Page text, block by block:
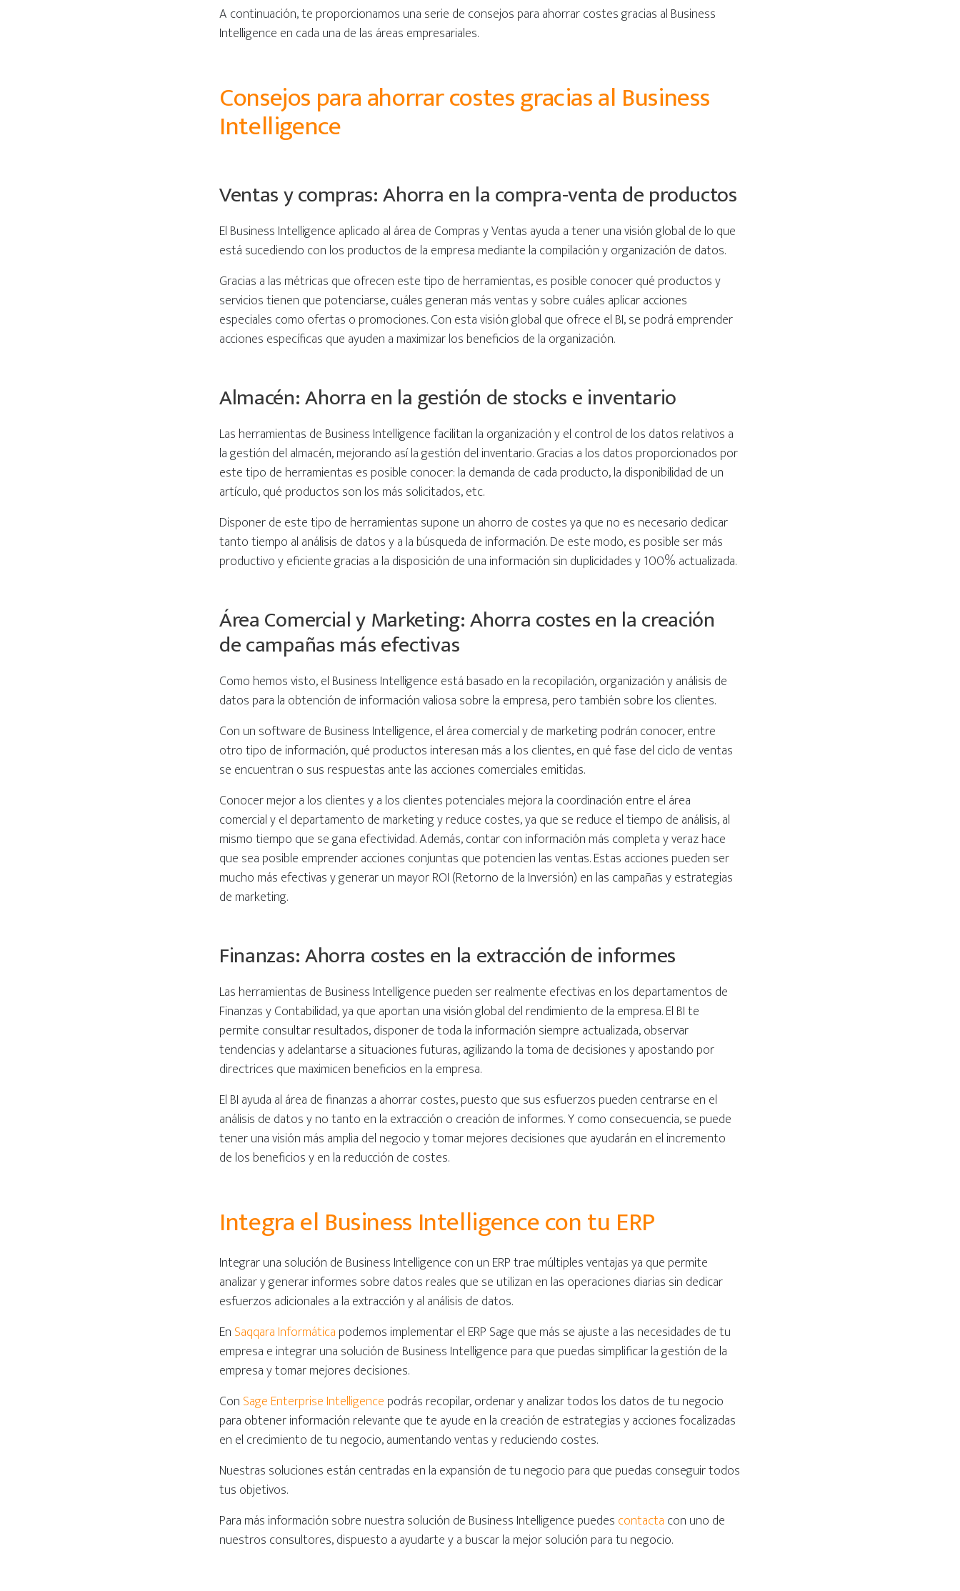
A continuación, te proporcionamos una serie de consejos para ahorrar costes gracias al Business
Intelligence en cada una de las áreas empresariales.
Consejos para ahorrar costes gracias al Business
Intelligence
Ventas y compras: Ahorra en la compra-venta de productos
El Business Intelligence aplicado al área de Compras y Ventas ayuda a tener una visión global de lo que
está sucediendo con los productos de la empresa mediante la compilación y organización de datos.
Gracias a las métricas que ofrecen este tipo de herramientas, es posible conocer qué productos y
servicios tienen que potenciarse, cuáles generan más ventas y sobre cuáles aplicar acciones
especiales como ofertas o promociones. Con esta visión global que ofrece el BI, se podrá emprender
acciones específicas que ayuden a maximizar los beneficios de la organización.
Almacén: Ahorra en la gestión de stocks e inventario
Las herramientas de Business Intelligence facilitan la organización y el control de los datos relativos a
la gestión del almacén, mejorando así la gestión del inventario. Gracias a los datos proporcionados por
este tipo de herramientas es posible conocer: la demanda de cada producto, la disponibilidad de un
artículo, qué productos son los más solicitados, etc.
Disponer de este tipo de herramientas supone un ahorro de costes ya que no es necesario dedicar
tanto tiempo al análisis de datos y a la búsqueda de información. De este modo, es posible ser más
productivo y eficiente gracias a la disposición de una información sin duplicidades y 100% actualizada.
Área Comercial y Marketing: Ahorra costes en la creación
de campañas más efectivas
Como hemos visto, el Business Intelligence está basado en la recopilación, organización y análisis de
datos para la obtención de información valiosa sobre la empresa, pero también sobre los clientes.
Con un software de Business Intelligence, el área comercial y de marketing podrán conocer, entre
otro tipo de información, qué productos interesan más a los clientes, en qué fase del ciclo de ventas
se encuentran o sus respuestas ante las acciones comerciales emitidas.
Conocer mejor a los clientes y a los clientes potenciales mejora la coordinación entre el área
comercial y el departamento de marketing y reduce costes, ya que se reduce el tiempo de análisis, al
mismo tiempo que se gana efectividad. Además, contar con información más completa y veraz hace
que sea posible emprender acciones conjuntas que potencien las ventas. Estas acciones pueden ser
mucho más efectivas y generar un mayor ROI (Retorno de la Inversión) en las campañas y estrategias
de marketing.
Finanzas: Ahorra costes en la extracción de informes
Las herramientas de Business Intelligence pueden ser realmente efectivas en los departamentos de
Finanzas y Contabilidad, ya que aportan una visión global del rendimiento de la empresa. El BI te
permite consultar resultados, disponer de toda la información siempre actualizada, observar
tendencias y adelantarse a situaciones futuras, agilizando la toma de decisiones y apostando por
directrices que maximicen beneficios en la empresa.
El BI ayuda al área de finanzas a ahorrar costes, puesto que sus esfuerzos pueden centrarse en el
análisis de datos y no tanto en la extracción o creación de informes. Y como consecuencia, se puede
tener una visión más amplia del negocio y tomar mejores decisiones que ayudarán en el incremento
de los beneficios y en la reducción de costes.
Integra el Business Intelligence con tu ERP
Integrar una solución de Business Intelligence con un ERP trae múltiples ventajas ya que permite
analizar y generar informes sobre datos reales que se utilizan en las operaciones diarias sin dedicar
esfuerzos adicionales a la extracción y al análisis de datos.
En Saqqara Informática podemos implementar el ERP Sage que más se ajuste a las necesidades de tu
empresa e integrar una solución de Business Intelligence para que puedas simplificar la gestión de la
empresa y tomar mejores decisiones.
Con Sage Enterprise Intelligence podrás recopilar, ordenar y analizar todos los datos de tu negocio
para obtener información relevante que te ayude en la creación de estrategias y acciones focalizadas
en el crecimiento de tu negocio, aumentando ventas y reduciendo costes.
Nuestras soluciones están centradas en la expansión de tu negocio para que puedas conseguir todos
tus objetivos.
Para más información sobre nuestra solución de Business Intelligence puedes contacta con uno de
nuestros consultores, dispuesto a ayudarte y a buscar la mejor solución para tu negocio.